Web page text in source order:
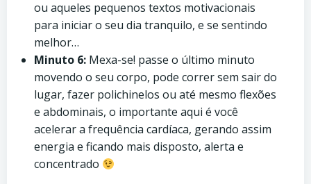
ou aqueles pequenos textos motivacionais
para iniciar o seu dia tranquilo, e se sentindo
melhor…
Minuto 6: Mexa-se! passe o último minuto
movendo o seu corpo, pode correr sem sair do
lugar, fazer polichinelos ou até mesmo flexões
e abdominais, o importante aqui é você
acelerar a frequência cardíaca, gerando assim
energia e ficando mais disposto, alerta e
concentrado